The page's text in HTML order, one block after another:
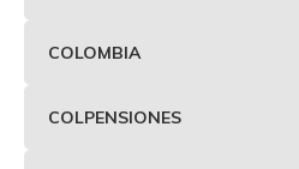
COLOMBIA
COLPENSIONES